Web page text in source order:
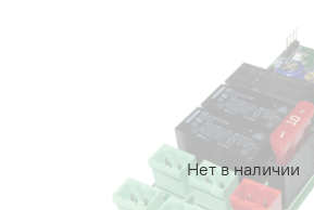
Нет в наличии